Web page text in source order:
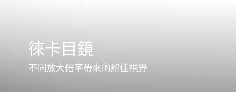
徠卡目鏡
不同放大倍率帶來的絕佳視野